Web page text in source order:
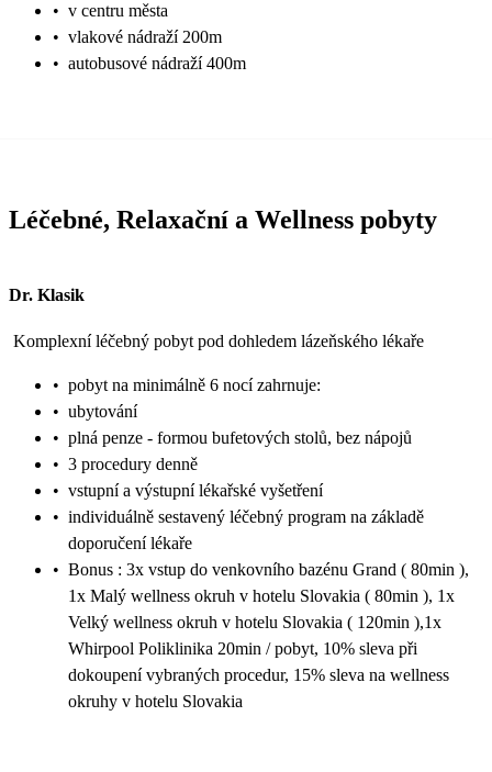
• v centru města
• vlakové nádraží 200m
• autobusové nádraží 400m
Léčebné, Relaxační a Wellness pobyty
Dr. Klasik
Komplexní léčebný pobyt pod dohledem lázeňského lékaře
• pobyt na minimálně 6 nocí zahrnuje:
• ubytování
• plná penze - formou bufetových stolů, bez nápojů
• 3 procedury denně
• vstupní a výstupní lékařské vyšetření
• individuálně sestavený léčebný program na základě
doporučení lékaře
• Bonus : 3x vstup do venkovního bazénu Grand ( 80min ),
1x Malý wellness okruh v hotelu Slovakia ( 80min ), 1x
Velký wellness okruh v hotelu Slovakia ( 120min ),1x
Whirpool Poliklinika 20min / pobyt, 10% sleva při
dokoupení vybraných procedur, 15% sleva na wellness
okruhy v hotelu Slovakia